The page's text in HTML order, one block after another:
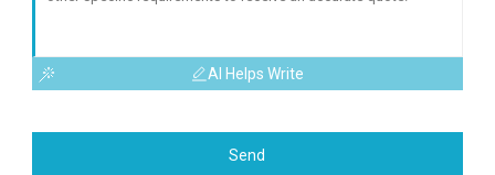
AI Helps Write
Send